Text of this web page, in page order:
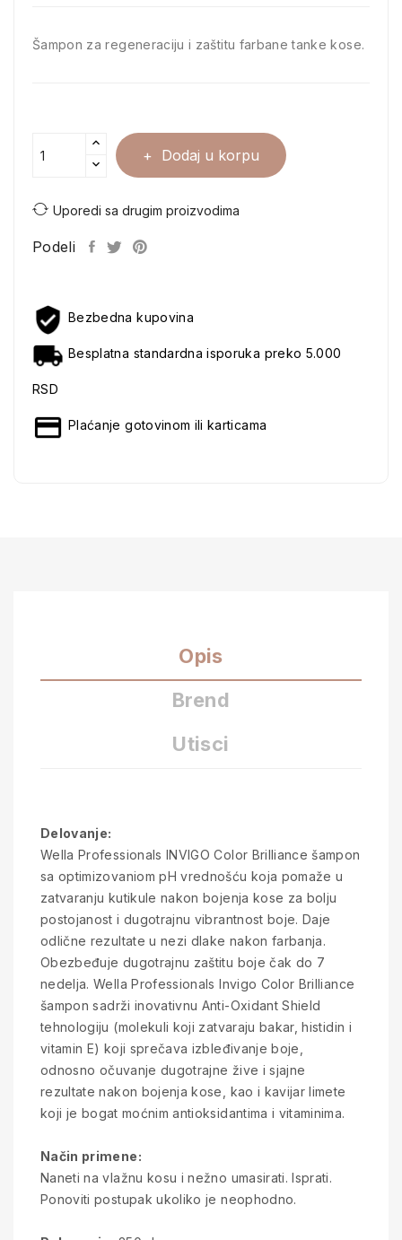
Šampon za regeneraciju i zaštitu farbane tanke kose.
Dodaj u korpu
Uporedi sa drugim proizvodima
Podeli
Bezbedna kupovina
Besplatna standardna isporuka preko 5.000
RSD
Plaćanje gotovinom ili karticama
Opis
Brend
Utisci
Delovanje:
Wella Professionals INVIGO Color Brilliance šampon
sa optimizovaniom pH vrednošću koja pomaže u
zatvaranju kutikule nakon bojenja kose za bolju
postojanost i dugotrajnu vibrantnost boje. Daje
odlične rezultate u nezi dlake nakon farbanja.
Obezbeđuje dugotrajnu zaštitu boje čak do 7
nedelja. Wella Professionals Invigo Color Brilliance
šampon sadrži inovativnu Anti-Oxidant Shield
tehnologiju (molekuli koji zatvaraju bakar, histidin i
vitamin E) koji sprečava izbleđivanje boje,
odnosno očuvanje dugotrajne žive i sjajne
rezultate nakon bojenja kose, kao i kavijar limete
koji je bogat moćnim antioksidantima i vitaminima.
Način primene:
Naneti na vlažnu kosu i nežno umasirati. Isprati.
Ponoviti postupak ukoliko je neophodno.